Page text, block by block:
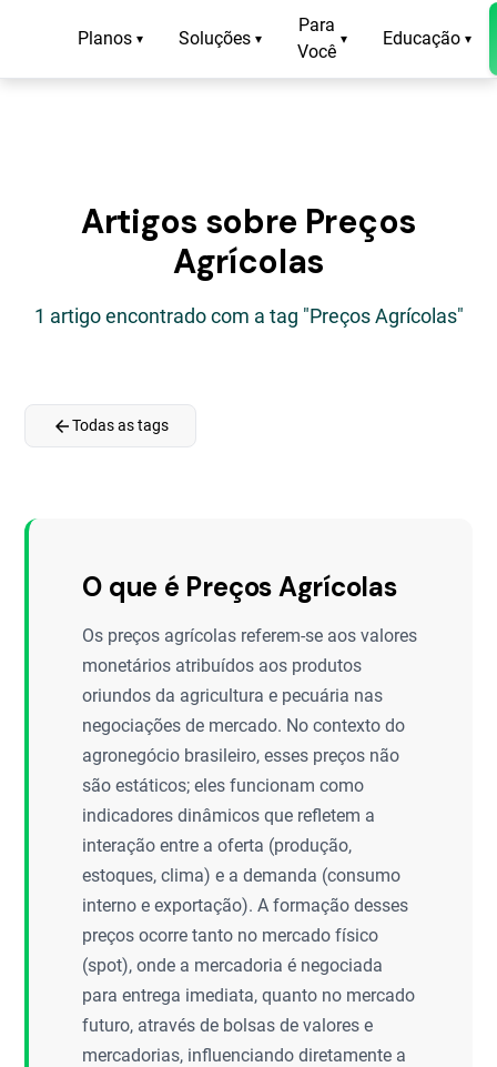
Planos ▾ Soluções ▾
Para
Você
▾ Educação ▾
Artigos sobre Preços
Agrícolas
1 artigo encontrado com a tag "Preços Agrícolas"
arrow_backTodas as tags
O que é Preços Agrícolas
Os preços agrícolas referem-se aos valores
monetários atribuídos aos produtos
oriundos da agricultura e pecuária nas
negociações de mercado. No contexto do
agronegócio brasileiro, esses preços não
são estáticos; eles funcionam como
indicadores dinâmicos que refletem a
interação entre a oferta (produção,
estoques, clima) e a demanda (consumo
interno e exportação). A formação desses
preços ocorre tanto no mercado físico
(spot), onde a mercadoria é negociada
para entrega imediata, quanto no mercado
futuro, através de bolsas de valores e
mercadorias, influenciando diretamente a